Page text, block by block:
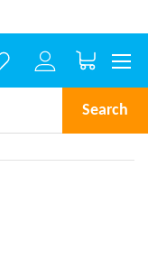
Search